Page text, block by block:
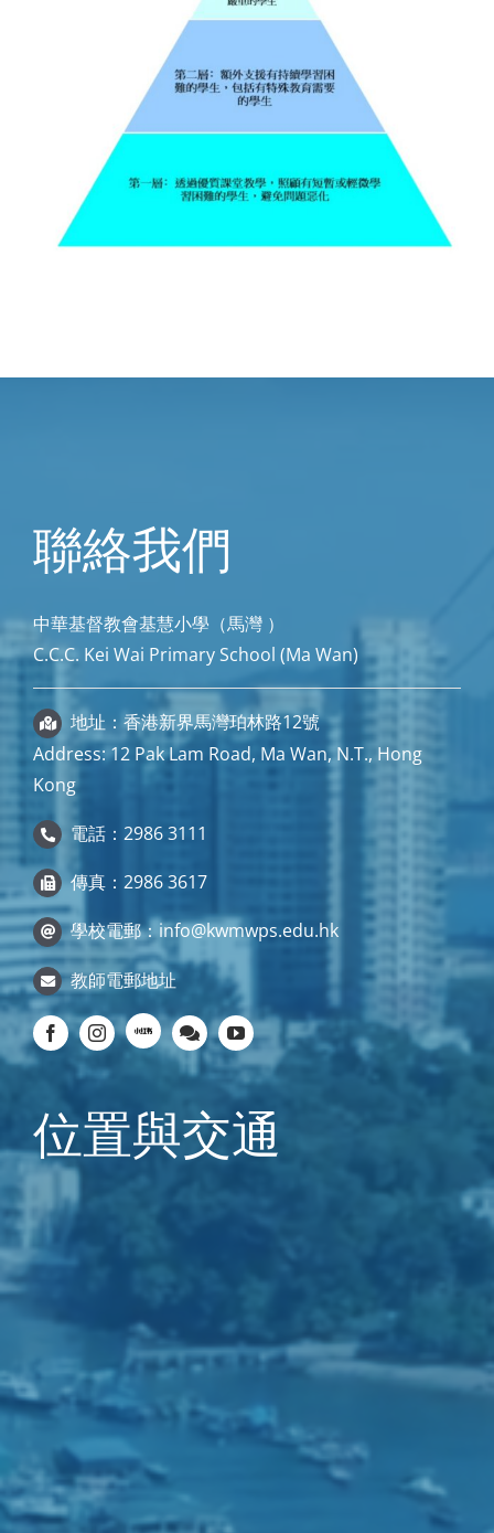
聯絡我們
中華基督教會基慧小學（馬灣 ）
C.C.C. Kei Wai Primary School (Ma Wan)
地址：香港新界馬灣珀林路12號
Address: 12 Pak Lam Road, Ma Wan, N.T., Hong
Kong
電話：2986 3111
傳真：2986 3617
學校電郵：info@kwmwps.edu.hk
教師電郵地址
位置與交通